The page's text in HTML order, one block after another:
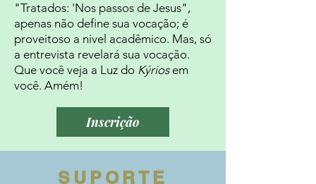
"Tratados: 'Nos passos de Jesus",
apenas não define sua vocação; é
proveitoso a nivel acadêmico. Mas, só
a entrevista revelará sua vocação.
Que você veja a Luz do Kýriosem
você. Amém!
Inscrição
SUPORTE